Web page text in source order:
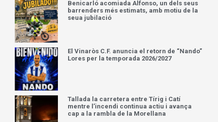
Benicarló acomiada Alfonso, un dels seus
barrenders més estimats, amb motiu de la
seua jubilació
El Vinaròs C.F. anuncia el retorn de “Nando”
Lores per la temporada 2026/2027
Tallada la carretera entre Tírig i Catí
mentre l’incendi continua actiu i avança
cap a la rambla de la Morellana